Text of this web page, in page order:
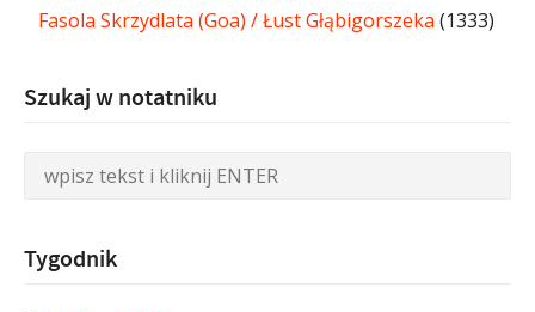
Fasola Skrzydlata (Goa) / Łust Głąbigorszeka (1333)
Szukaj w notatniku
Tygodnik